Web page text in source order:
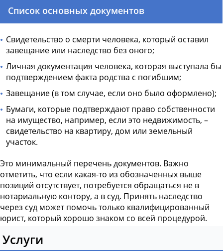
Список основных документов
Свидетельство о смерти человека, который оставил
завещание или наследство без оного;
Личная документация человека, которая выступала бы
подтверждением факта родства с погибшим;
Завещание (в том случае, если оно было оформлено);
Бумаги, которые подтверждают право собственности
на имущество, например, если это недвижимость, –
свидетельство на квартиру, дом или земельный
участок.
Это минимальный перечень документов. Важно
отметить, что если какая-то из обозначенных выше
позиций отсутствует, потребуется обращаться не в
нотариальную контору, а в суд. Принять наследство
через суд может помочь только квалифицированный
юрист, который хорошо знаком со всей процедурой.
Услуги